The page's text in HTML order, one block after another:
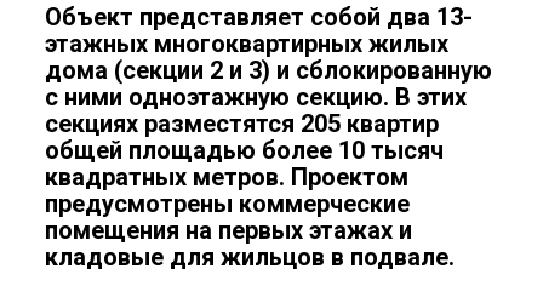
Объект представляет собой два 13-
этажных многоквартирных жилых
дома (секции 2 и 3) и сблокированную
с ними одноэтажную секцию. В этих
секциях разместятся 205 квартир
общей площадью более 10 тысяч
квадратных метров. Проектом
предусмотрены коммерческие
помещения на первых этажах и
кладовые для жильцов в подвале.